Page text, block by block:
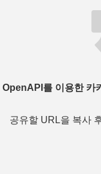
OpenAPI를 이용한 카
공유할 URL을 복사